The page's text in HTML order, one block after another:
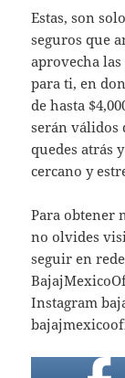
Estas, son
seguros que
aprovecha
para ti, en
de hasta
serán válidos
quedes atrás
cercano y
Para obtener
no olvides
seguir en
Instagram